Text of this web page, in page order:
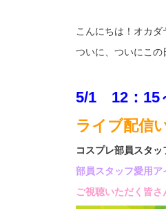
こんにちは！オカダ
ついに、ついにこの
5/1 12：
ライブ配信
コスプレ部員スタ
部員スタッフ愛用ア
ご視聴いただく皆さ